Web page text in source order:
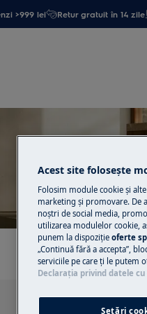
>999 lei Retur gratuit în 14 zile
Suport
Acest site folosește
Folosim module cookie și
marketing și promovare. De
noștri de social media,
utilizarea modulelor cookie,
punem la dispoziţie oferte
„Continuă fără a accepta”,
serviciile pe care ţi le putem
Declaraţia privind datele
Setări